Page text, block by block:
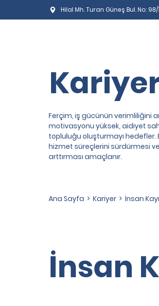
İnsan
Hilal Mh. Turan Güneş Bul. No:
Ferçim, iş gücünün verimliliğini
motivasyonu yüksek, aidiyet
topluluğu oluşturmayı hedefler.
hizmet süreçlerini sürdürmesi
arttırması amaçlanır.
Ana Sayfa > Kariyer > İnsan